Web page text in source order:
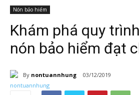
Nón bảo hiểm
Khám phá quy
nón bảo hiểm đạt
By nontuannhung 03/12/2019